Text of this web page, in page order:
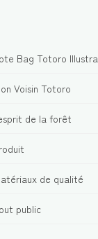
Bag Totoro
Voisin Totoro
de la forêt
de qualité
public